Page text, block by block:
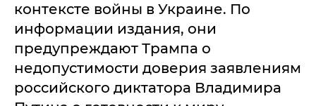
контексте войны в Украине. По
информации издания, они
предупреждают Трампа о
недопустимости доверия заявлениям
российского диктатора Владимира